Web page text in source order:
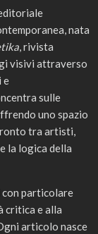
nata
, rivista
visivi attraverso
e
sulle
uno spazio
tra artisti,
la logica della
particolare
critica e alla
articolo nasce